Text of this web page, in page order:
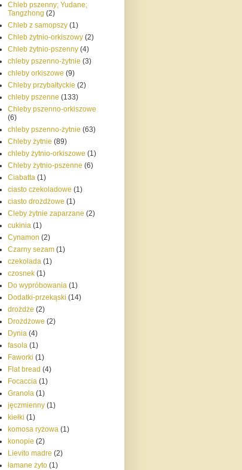
Chleb pszenny; Yudane;
Tangzhong (2)
Chleb z samopszy (1)
Chleb żytnio-orkiszowy (2)
Chleb żytnio-pszenny (4)
chleby pszenno-żytnie (3)
chleby orkiszowe (9)
Chleby przybałtyckie (2)
chleby pszenne (133)
Chleby pszenno-orkiszowe
(6)
chleby pszenno-żytnie (63)
Chleby żytnie (89)
chleby żytnio-orkiszowe (1)
Chleby żytnio-pszenne (6)
Ciabatta (1)
ciasto czekoladowe (1)
ciasto drożdżowe (1)
Cleby żytnie zaparzane (2)
cukinia (1)
Cynamon (2)
Czarny sezam (1)
czekolada (1)
czosnek (1)
Do wypróbowania (1)
Dodatki-przekąski (14)
drożdże (2)
Drożdżowe (2)
Dynia (4)
fasola (1)
Faworki (1)
Flat bread (4)
Focaccia (1)
Granola (1)
jęczmienny (1)
kiełki (1)
komosa ryżowa (1)
konopie (2)
Lievito madre (2)
łamane żyto (1)